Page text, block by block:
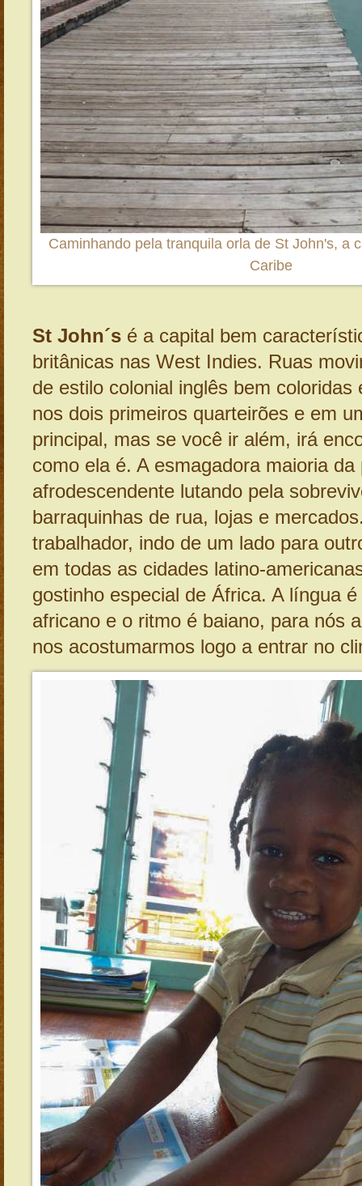
Caminhando pela tranquila orla de St John's, a
Caribe
St John´s é a capital bem
britânicas nas West Indies. Ruas
de estilo colonial inglês bem coloridas
nos dois primeiros quarteirões e em
principal, mas se você ir além, irá
como ela é. A esmagadora maioria da
afrodescendente lutando pela
barraquinhas de rua, lojas e
trabalhador, indo de um lado para
em todas as cidades latino-
gostinho especial de África. A língua
africano e o ritmo é baiano, para nós
nos acostumarmos logo a entrar no